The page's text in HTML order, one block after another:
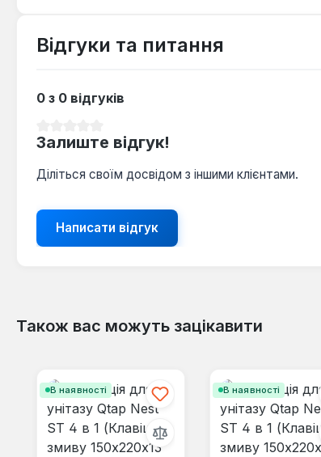
Відгуки та питання
0 з 0 відгуків
Залиште відгук!
Діліться своїм досвідом з іншими клієнтами.
Написати відгук
Також вас можуть зацікавити
В наявності В наявності